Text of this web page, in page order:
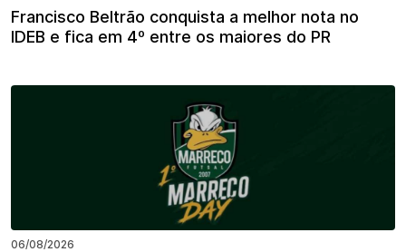
Francisco Beltrão conquista a melhor nota no
IDEB e fica em 4º entre os maiores do PR
06/08/2026